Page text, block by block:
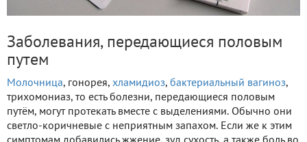
Заболевания, передающиеся половым
путем
Молочница, гонорея, хламидиоз, бактериальный вагиноз,
трихомониаз, то есть болезни, передающиеся половым
путём, могут протекать вместе с выделениями. Обычно они
светло-коричневые с неприятным запахом. Если же к этим